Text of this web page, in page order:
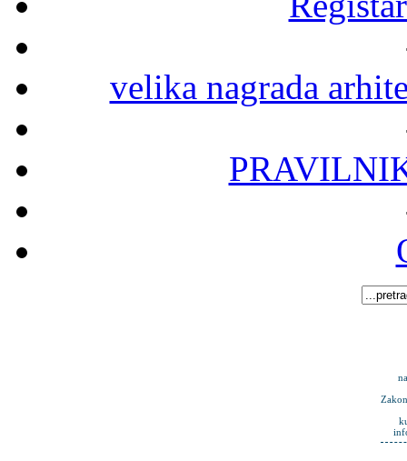
velika nagrada